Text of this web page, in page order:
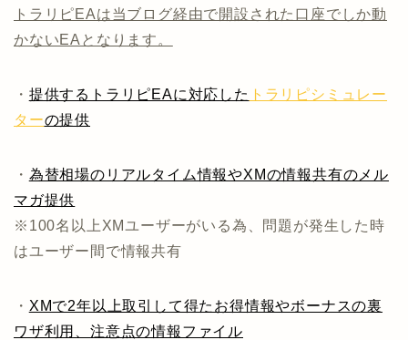
トラリピEAは当ブログ経由で開設された口座でしか動
かないEAとなります。
・ 提供するトラリピEAに対応した トラリピシミュレー
ターの提供
・ 為替相場のリアルタイム情報やXMの情報共有のメル
マガ提供
※100名以上XMユーザーがいる為、問題が発生した時
はユーザー間で情報共有
・ XMで2年以上取引して得たお得情報やボーナスの裏
ワザ利用、注意点の情報ファイル